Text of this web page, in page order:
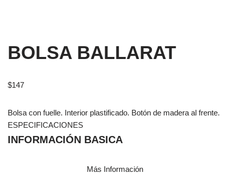
BOLSA BALLARAT
$147
Bolsa con fuelle. Interior plastificado. Botón de madera al frente.
ESPECIFICACIONES
INFORMACIÓN BASICA
Más Información